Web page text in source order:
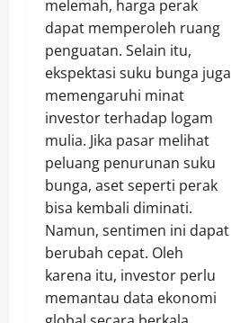
melemah, harga perak
dapat memperoleh ruang
penguatan. Selain itu,
ekspektasi suku bunga juga
memengaruhi minat
investor terhadap logam
mulia. Jika pasar melihat
peluang penurunan suku
bunga, aset seperti perak
bisa kembali diminati.
Namun, sentimen ini dapat
berubah cepat. Oleh
karena itu, investor perlu
memantau data ekonomi